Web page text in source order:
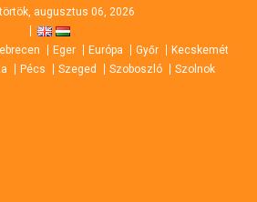
augusztus 06, 2026
Eger Európa Győr
Kecskemét
Pécs Szeged Szoboszló Szolnok